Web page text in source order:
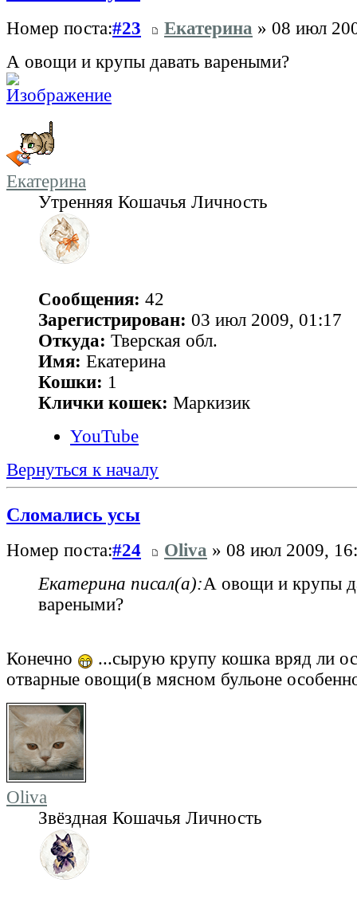
Номер поста:#23 Екатерина » 08 июл
А овощи и крупы давать вареными?
Екатерина
Утренняя Кошачья Личность
Сообщения: 42
Зарегистрирован: 03 июл 2009, 01:17
Откуда: Тверская обл.
Имя: Екатерина
Кошки: 1
Клички кошек: Маркизик
YouTube
Вернуться к началу
Сломались усы
Номер поста:#24 Oliva » 08 июл 2009,
Екатерина писал(а):А овощи и крупы
вареными?
Конечно
...сырую крупу кошка вряд ли
отварные овощи(в мясном бульоне
Oliva
Звёздная Кошачья Личность